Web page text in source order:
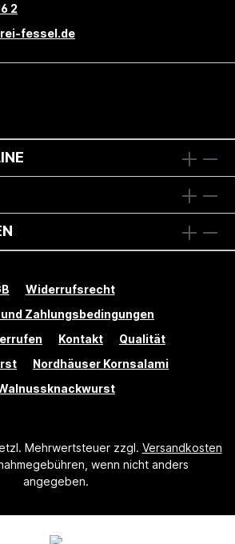
2
fessel.de
Widerrufsrecht
Zahlungsbedingungen
Kontakt
Qualität
Nordhäuser Kornsalami
Mehrwertsteuer zzgl. Versandkosten
wenn nicht anders
angegeben.